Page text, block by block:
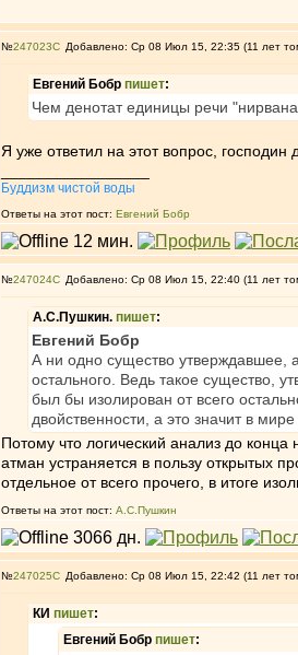
№247023 Добавлено: Ср 08 Июл 15, 22:35 (11 лет
Евгений Бобр пишет:
Чем денотат единицы речи
Я уже ответил на этот вопрос, господин
Буддизм чистой воды
Ответы на этот пост: Евгений Бобр
№247024 Добавлено: Ср 08 Июл 15, 22:40 (11 лет
А.С.Пушкин. пишет:
Евгений Бобр
А ни одно существо утверждавшее,
остального. Ведь такое существо,
был бы изолирован от всего
двойственности, а это значит в
Потому что логический анализ до
атман устраняется в пользу открытых
отдельное от всего прочего, в итоге
Ответы на этот пост: А.С.Пушкин
№247025 Добавлено: Ср 08 Июл 15, 22:42 (11 лет
КИ пишет:
Евгений Бобр пишет: